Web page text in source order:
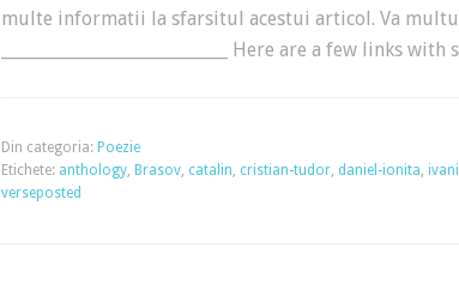
multe informatii la sfarsitul acestui articol. Va
___________________________ Here are a few links
Din categoria: Poezie
Etichete: anthology, Brasov, catalin, cristian-tudor, daniel-ionita,
verseposted